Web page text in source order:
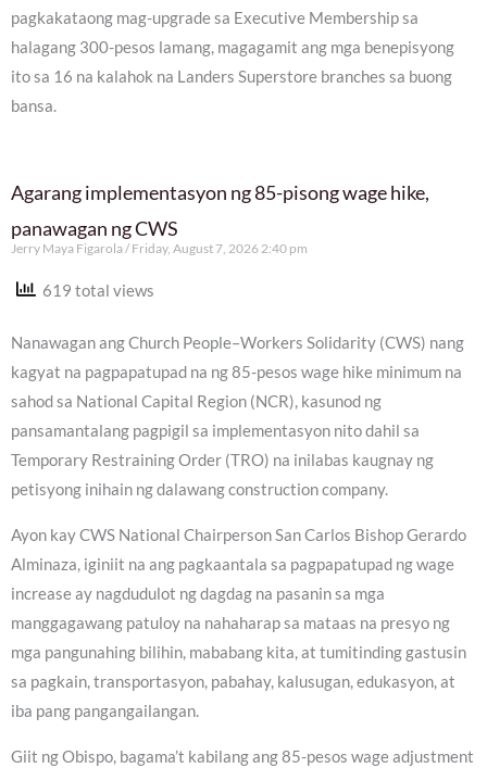
pagkakataong mag-upgrade sa Executive Membership sa
halagang 300-pesos lamang, magagamit ang mga benepisyong
ito sa 16 na kalahok na Landers Superstore branches sa buong
bansa.
Agarang implementasyon ng 85-pisong wage hike,
panawagan ng CWS
Jerry Maya Figarola Friday, August 7, 2026 2:40 pm
619 total views
Nanawagan ang Church People–Workers Solidarity (CWS) nang
kagyat na pagpapatupad na ng 85-pesos wage hike minimum na
sahod sa National Capital Region (NCR), kasunod ng
pansamantalang pagpigil sa implementasyon nito dahil sa
Temporary Restraining Order (TRO) na inilabas kaugnay ng
petisyong inihain ng dalawang construction company.
Ayon kay CWS National Chairperson San Carlos Bishop Gerardo
Alminaza, iginiit na ang pagkaantala sa pagpapatupad ng wage
increase ay nagdudulot ng dagdag na pasanin sa mga
manggagawang patuloy na nahaharap sa mataas na presyo ng
mga pangunahing bilihin, mababang kita, at tumitinding gastusin
sa pagkain, transportasyon, pabahay, kalusugan, edukasyon, at
iba pang pangangailangan.
Giit ng Obispo, bagama’t kabilang ang 85-pesos wage adjustment